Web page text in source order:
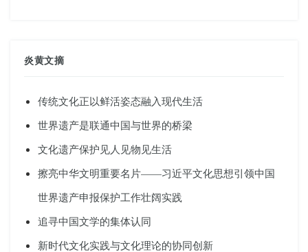
炎黄文摘
传统文化正以鲜活姿态融入现代生活
世界遗产是联通中国与世界的桥梁
文化遗产保护见人见物见生活
擦亮中华文明重要名片——习近平文化思想引领中国
世界遗产申报保护工作壮阔实践
追寻中国文学的集体认同
新时代文化实践与文化理论的协同创新